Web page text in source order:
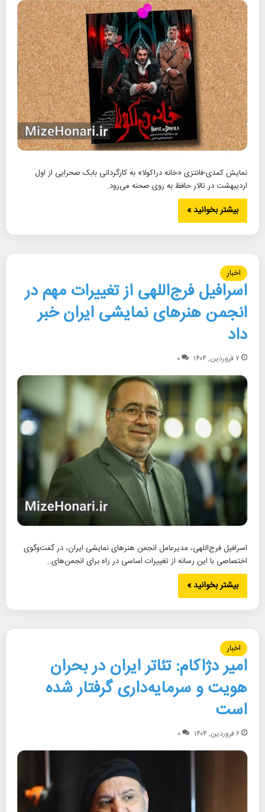
نمایش کمدی-فانتزی «خانه دراکولا» به کارگردانی بابک صحرایی از اول
اردیبهشت در تالار حافظ به روی صحنه می‌رود.
بیشتر بخوانید »
اخبار
اسرافیل فرج‌اللهی از تغییرات مهم در
انجمن هنرهای نمایشی ایران خبر
داد
۷ فروردین, ۱۴۰۴ ۰
اسرافیل فرج‌اللهی، مدیرعامل انجمن هنرهای نمایشی ایران، در گفت‌وگوی
اختصاصی با این رسانه از تغییرات اساسی در راه برای انجمن‌های…
بیشتر بخوانید »
اخبار
امیر دژاکام: تئاتر ایران در بحران
هویت و سرمایه‌داری گرفتار شده
است
۶ فروردین, ۱۴۰۴ ۰